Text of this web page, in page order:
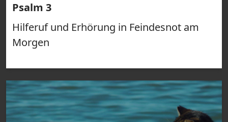
Psalm 3
Hilferuf und Erhörung in Feindesnot am
Morgen